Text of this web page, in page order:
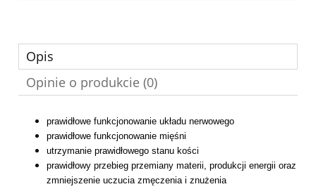
Opis
Opinie o produkcie (0)
prawidłowe funkcjonowanie układu nerwowego
prawidłowe funkcjonowanie mięśni
utrzymanie prawidłowego stanu kości
prawidłowy przebieg przemiany materii, produkcji energii oraz
zmniejszenie uczucia zmęczenia i znużenia